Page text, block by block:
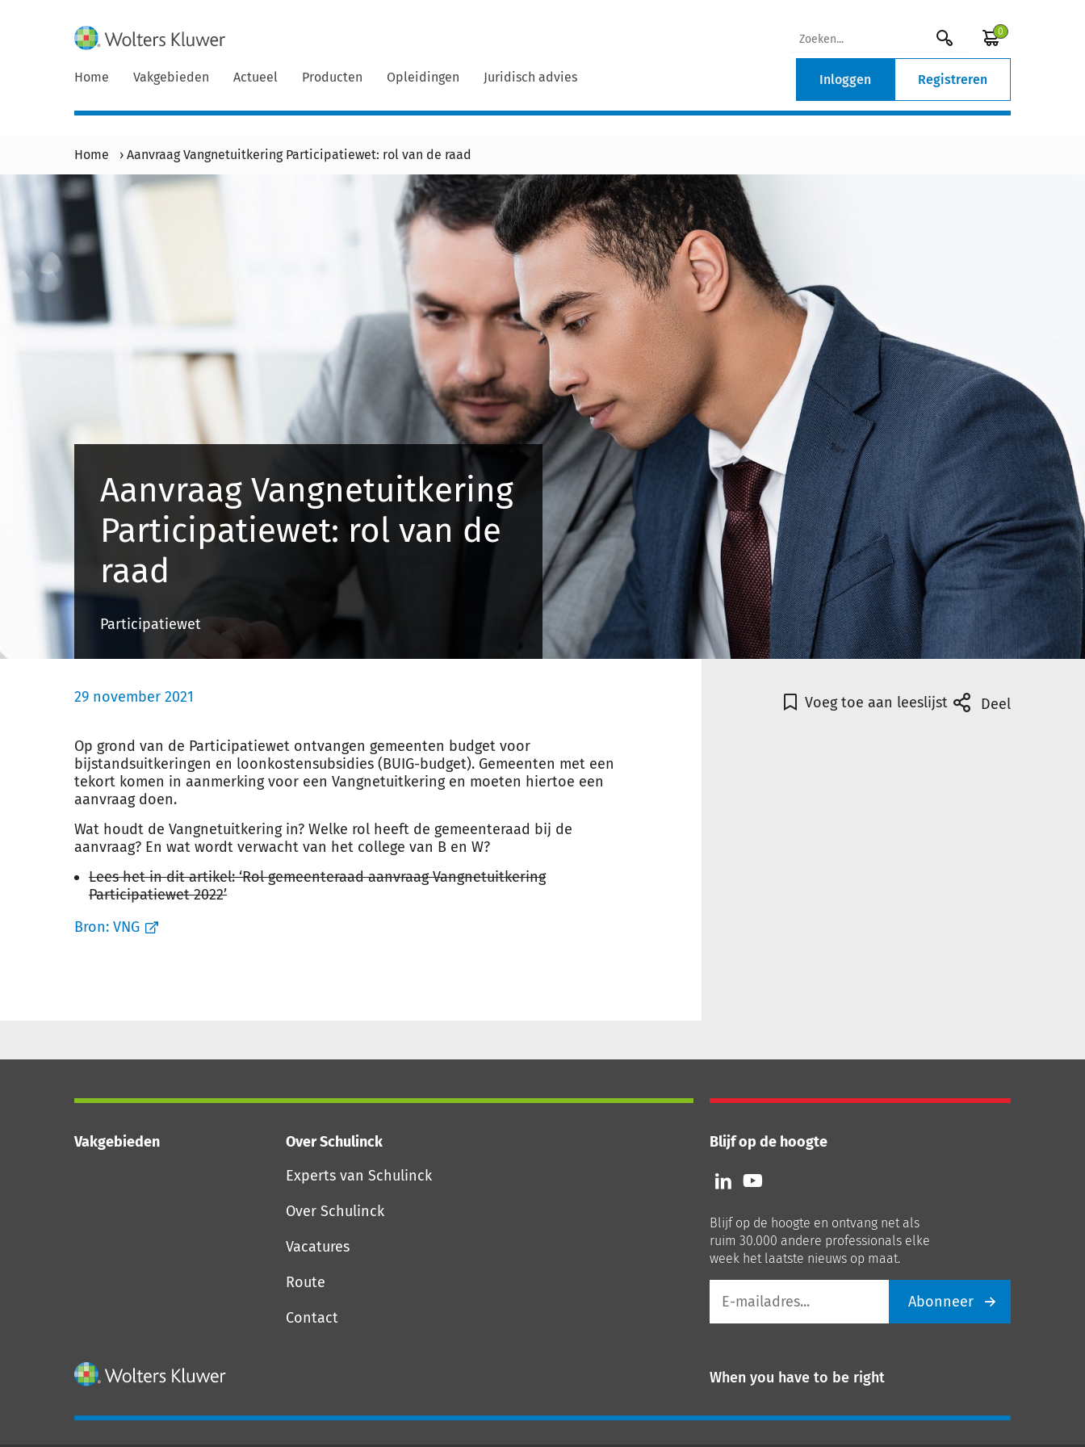
0
Home Vakgebieden Actueel Producten Opleidingen Juridisch advies Inloggen Registreren
Home › Aanvraag Vangnetuitkering Participatiewet: rol van de raad
Aanvraag Vangnetuitkering
Participatiewet: rol van de
raad
Participatiewet
29 november 2021
Op grond van de Participatiewet ontvangen gemeenten budget voor
bijstandsuitkeringen en loonkostensubsidies (BUIG-budget). Gemeenten met een
tekort komen in aanmerking voor een Vangnetuitkering en moeten hiertoe een
aanvraag doen.
Wat houdt de Vangnetuitkering in? Welke rol heeft de gemeenteraad bij de
aanvraag? En wat wordt verwacht van het college van B en W?
Lees het in dit artikel: ‘Rol gemeenteraad aanvraag Vangnetuitkering
Participatiewet 2022’
Bron: VNG
Voeg toe aan leeslijst Deel
Vakgebieden
Over Schulinck
Experts van Schulinck
Over Schulinck
Vacatures
Route
Contact
Blijf op de hoogte
Volg
ons
LinkedIn
Volg
ons
Youtube
Blijf op de hoogte en ontvang net als
ruim 30.000 andere professionals elke
week het laatste nieuws op maat.
mailadres
Abonneer
When you have to be right